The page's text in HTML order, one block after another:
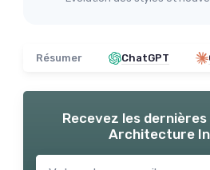
Résumer ChatGPT
Recevez les
Architecture